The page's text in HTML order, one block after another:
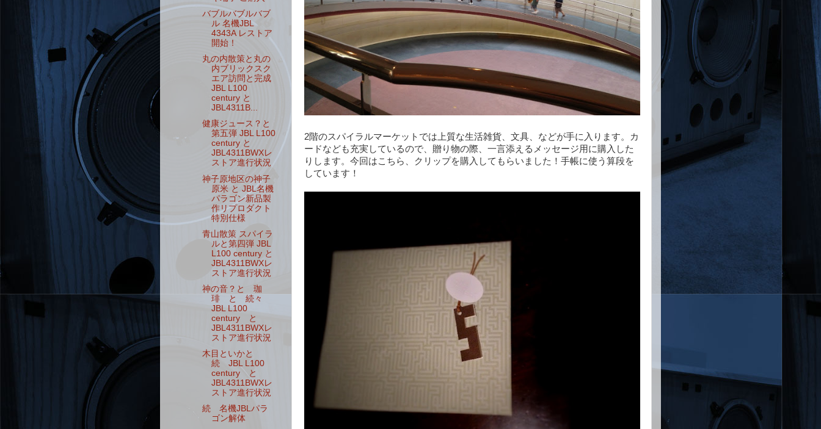
2階のスパイラルマーケットでは上質な生活雑貨、文具、などが手に入ります。カ
ードなども充実しているので、贈り物の際、一言添えるメッセージ用に購入した
りします。今回はこちら、クリップを購入してもらいました！手帳に使う算段を
しています！
バブルバブルバブ
ル 名機JBL
4343A レストア
開始！
丸の内散策と丸の
内ブリックスク
エア訪問と完成
JBL L100
century と
JBL4311B...
健康ジュース？と
第五弾 JBL L100
century と
JBL4311BWXレ
ストア進行状況
神子原地区の神子
原米 と JBL名機
パラゴン新品製
作リプロダクト
特別仕様
青山散策 スパイラ
ルと第四弾 JBL
L100 century と
JBL4311BWXレ
ストア進行状況
神の音？と 珈
琲 と 続々
JBL L100
century と
JBL4311BWXレ
ストア進行状況
木目といかと
続 JBL L100
century と
JBL4311BWXレ
ストア進行状況
続 名機JBLパラ
ゴン解体